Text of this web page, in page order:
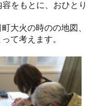
をもとに、おひとり
大火の時のの地図、
て考えます。